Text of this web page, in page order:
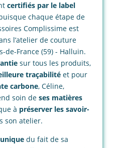
certifiés par le label
chaque étape de
Complissime est
l’atelier de couture
de-France (59) - Halluin.
sur tous les produits,
traçabilitéet pour
carbone, Céline,
soin de ses matières
à préserver les savoir-
son atelier.
uniquedu fait de sa